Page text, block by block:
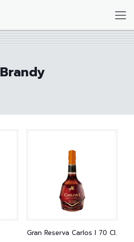
Brandy
Gran Reserva Carlos I 70 Cl.